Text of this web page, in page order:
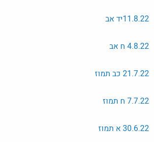
11.8.22יד אב
4.8.22 ח אב
21.7.22 כב תמוז
7.7.22 ח תמוז
30.6.22 א תמוז